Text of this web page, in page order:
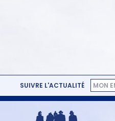
SUIVRE L'ACTUALITÉ